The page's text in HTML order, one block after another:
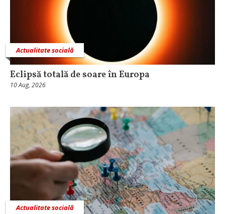
Actualitate socială
Eclipsă totală de soare în Europa
10 Aug, 2026
Actualitate socială